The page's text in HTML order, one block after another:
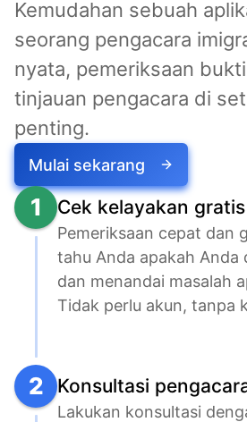
Kemudahan sebuah
seorang pengacara
nyata, pemeriksaan
tinjauan pengacara di
penting.
Mulai sekarang
1 Cek kelayakan gratis
Pemeriksaan cepat dan
tahu Anda apakah Anda
dan menandai masalah
Tidak perlu akun, tanpa
2 Konsultasi
Lakukan konsultasi